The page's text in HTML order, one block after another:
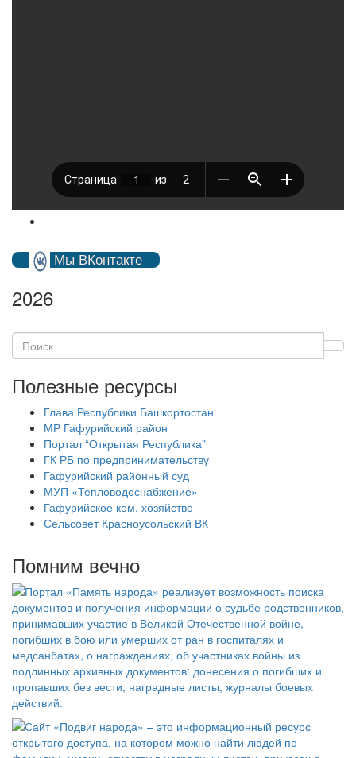
Мы ВКонтакте
2026
Полезные ресурсы
Глава Республики Башкортостан
МР Гафурийский район
Портал “Открытая Республика”
ГК РБ по предпринимательству
Гафурийский районный суд
МУП «Тепловодоснабжение»
Гафурийское ком. хозяйство
Сельсовет Красноусольский ВК
Помним вечно